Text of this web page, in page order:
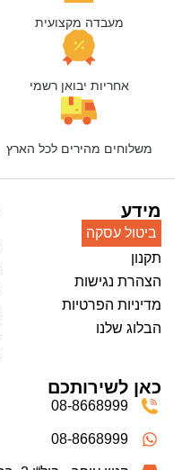
מעבדה מקצועית
אחריות יבואן רשמי
משלוחים מהירים לכל הארץ
מידע
ביטול עסקה
תקנון
הצהרת נגישות
מדיניות הפרטיות
הבלוג שלנו
כאן לשירותכם
08-8668999
08-8668999